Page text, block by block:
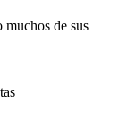
muchos de sus